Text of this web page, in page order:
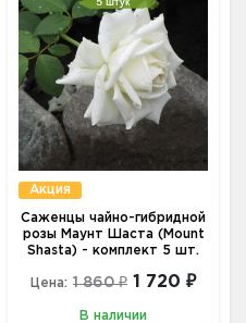
Акция
Саженцы чайно-гибридной
розы Маунт Шаста (Mount
Shasta) - комплект 5 шт.
Цена: 1 860 ₽ 1 720 ₽
В наличии